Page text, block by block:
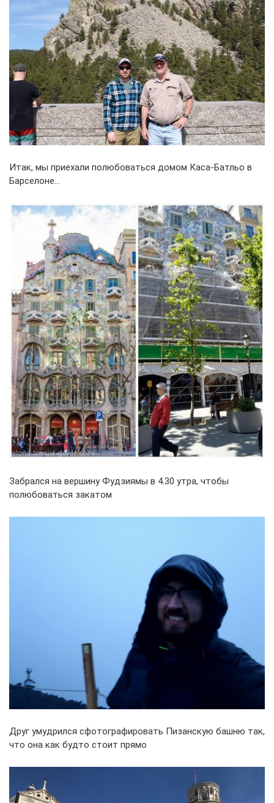
Итак, мы приехали полюбоваться домом Каса-Батльо в
Барселоне…
Забрался на вершину Фудзиямы в 4.30 утра, чтобы
полюбоваться закатом
Друг умудрился сфотографировать Пизанскую башню так,
что она как будто стоит прямо